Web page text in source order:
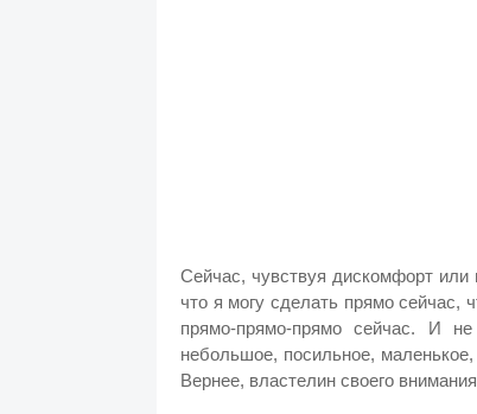
Сейчас, чувствуя дискомфорт
что я могу сделать прямо сейчас,
прямо-прямо-прямо сейчас. И
небольшое, посильное,
Вернее, властелин своего